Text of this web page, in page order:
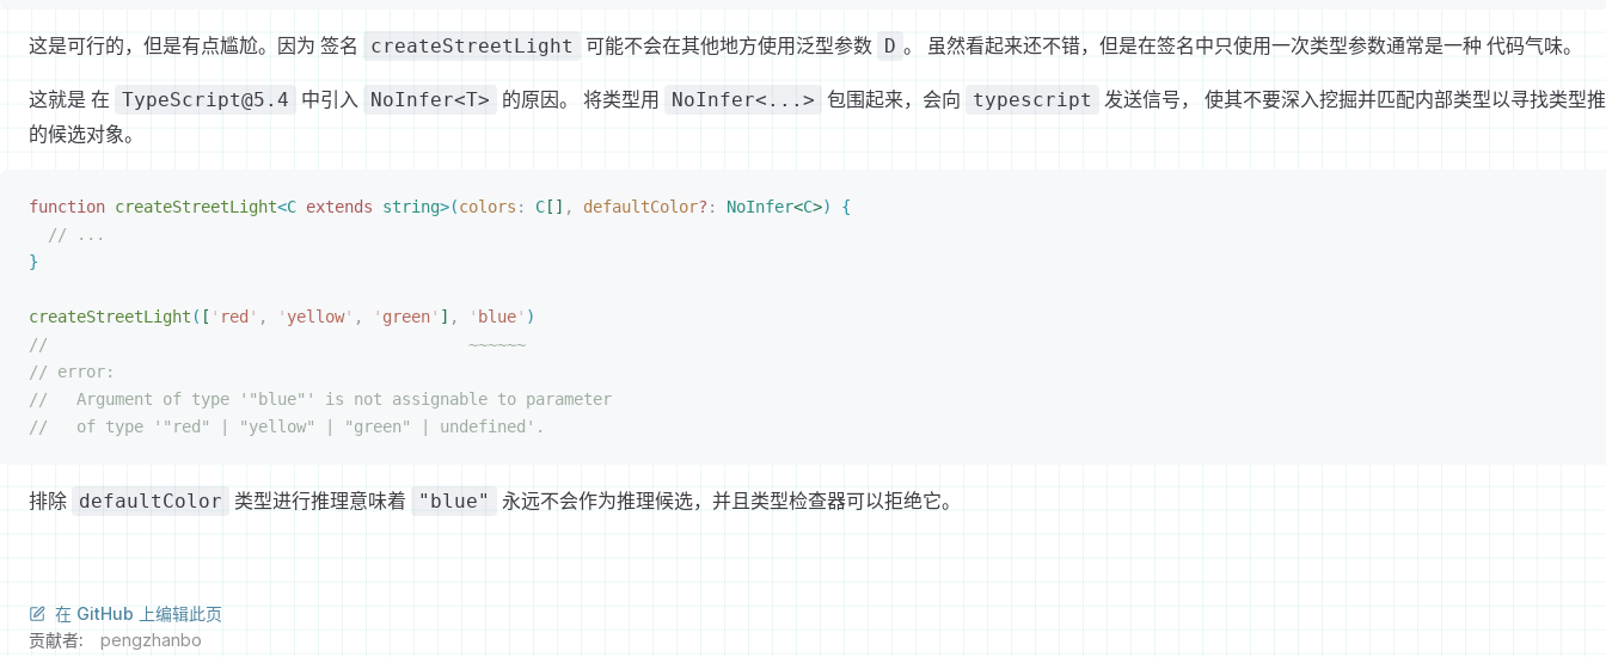
这是可行的，但是有点尴尬。因为 签名 createStreetLight 可能不会在其他地方使用泛型参数 D 。 虽然看起来还不错，但是在签名中只使用一次类型参数通常是一种 代码气味。
这就是 在 TypeScript@5.4 中引入 NoInfer<T> 的原因。 将类型用 NoInfer<...> 包围起来，会向 typescript
发送信号， 使其不要深入挖掘并匹配内部类型以寻找类型
的候选对象。
function createStreetLight<C extends string>(colors : C [ ] , defaultColor? : NoInfer<C>)
{
// ...
}
createStreetLight ( [ ' red ' , ' yellow' , ' green' ] , ' blue' )
//                                            ~~~~~~
// error:
//   Argument of type '"blue"' is not assignable to parameter
//   of type '"red" | "yellow" | "green" | undefined'.
排除 defaultColor 类型进行推理意味着 "blue" 永远不会作为推理候选，并且类型检查器可以拒绝它。
在 GitHub 上编辑此页
贡献者:
pengzhanbo